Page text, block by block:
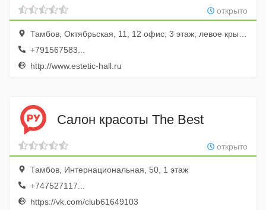
открыто
Тамбов, Октябрьская, 11, 12 офис; 3 этаж; левое крыло
+791567583...
http://www.estetic-hall.ru
Салон красоты The Best
открыто
Тамбов, Интернациональная, 50, 1 этаж
+747527117...
https://vk.com/club61649103